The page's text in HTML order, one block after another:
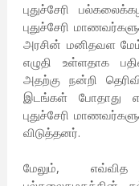
புதுச்சேரி
புதுச்சேரி
அரசின் மனிதவள
எழுதி உள்ளதாக
அதற்கு நன்றி
இடங்கள் போதாது
புதுச்சேரி
விடுத்தனர்.
மேலும், எவ்வித